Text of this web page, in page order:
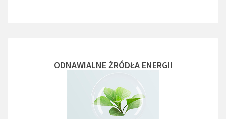
ODNAWIALNE ŻRÓDŁA ENERGII